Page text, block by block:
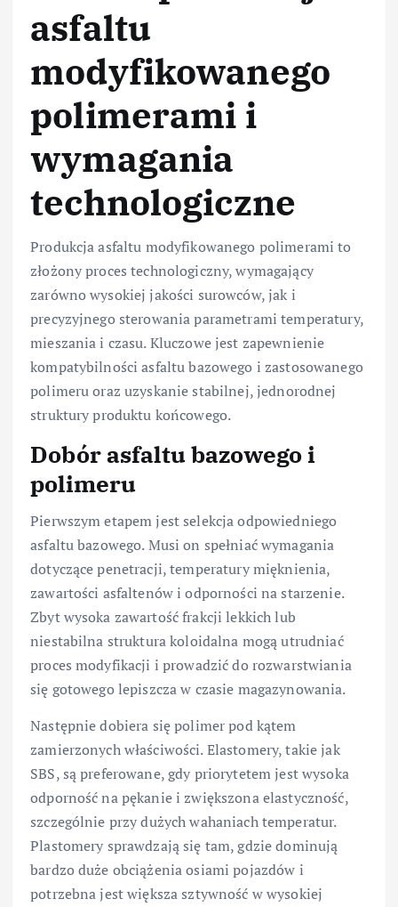
asfaltu
modyfikowanego
polimerami i
wymagania
technologiczne
Produkcja asfaltu modyfikowanego polimerami to
złożony proces technologiczny, wymagający
zarówno wysokiej jakości surowców, jak i
precyzyjnego sterowania parametrami temperatury,
mieszania i czasu. Kluczowe jest zapewnienie
kompatybilności asfaltu bazowego i zastosowanego
polimeru oraz uzyskanie stabilnej, jednorodnej
struktury produktu końcowego.
Dobór asfaltu bazowego i
polimeru
Pierwszym etapem jest selekcja odpowiedniego
asfaltu bazowego. Musi on spełniać wymagania
dotyczące penetracji, temperatury mięknienia,
zawartości asfaltenów i odporności na starzenie.
Zbyt wysoka zawartość frakcji lekkich lub
niestabilna struktura koloidalna mogą utrudniać
proces modyfikacji i prowadzić do rozwarstwiania
się gotowego lepiszcza w czasie magazynowania.
Następnie dobiera się polimer pod kątem
zamierzonych właściwości. Elastomery, takie jak
SBS, są preferowane, gdy priorytetem jest wysoka
odporność na pękanie i zwiększona elastyczność,
szczególnie przy dużych wahaniach temperatur.
Plastomery sprawdzają się tam, gdzie dominują
bardzo duże obciążenia osiami pojazdów i
potrzebna jest większa sztywność w wysokiej